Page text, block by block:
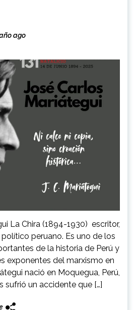
ago
La Chira (1894-1930) escritor,
peruano. Es uno de los
de la historia de Perú y
exponentes del marxismo en
nació en Moquegua, Perú,
sufrió un accidente que […]